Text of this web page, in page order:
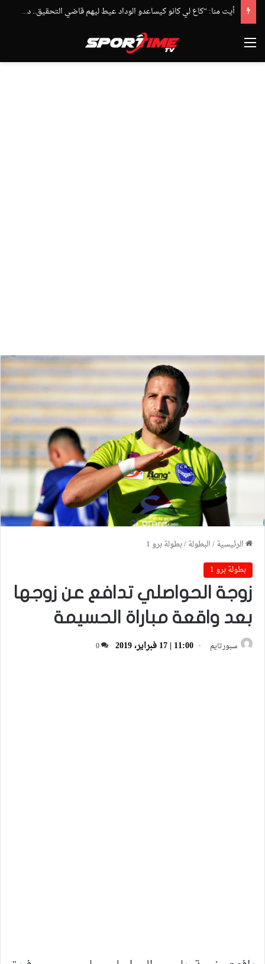
أيت منا: “كاع لي كانو كيساعدو الوداد عيط ليهم قاضي التحقيق.. دابا حتى شي واحد ما بقا باغي يعاون”
القائمة
الرئيسية/البطولة/بطولة برو 1
بطولة برو 1
زوجة الحواصلي تدافع عن زوجها
بعد واقعة مباراة الحسيمة
سبورتايم 11:00 | 17 فبراير، 2019 0